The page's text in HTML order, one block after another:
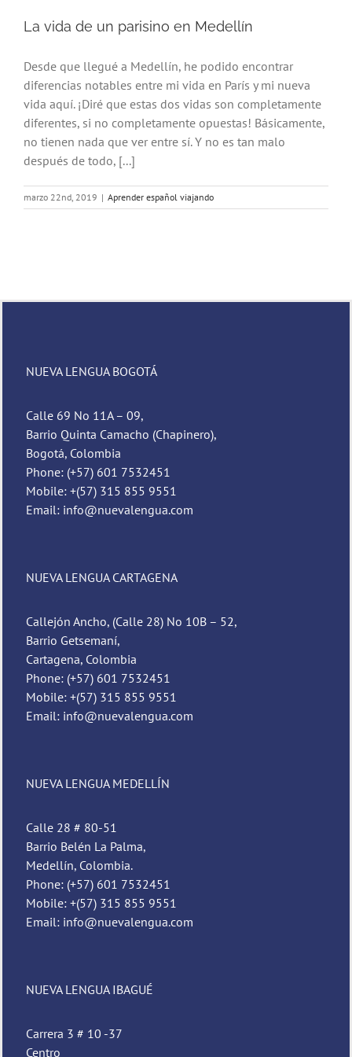
La vida de un parisino en Medellín
Desde que llegué a Medellín, he podido encontrar
diferencias notables entre mi vida en París y mi nueva
vida aquí. ¡Diré que estas dos vidas son completamente
diferentes, si no completamente opuestas! Básicamente,
no tienen nada que ver entre sí. Y no es tan malo
después de todo, [...]
marzo 22nd, 2019 | Aprender español viajando
NUEVA LENGUA BOGOTÁ
Calle 69 No 11A – 09,
Barrio Quinta Camacho (Chapinero),
Bogotá, Colombia
Phone: (+57) 601 7532451
Mobile: +(57) 315 855 9551
Email: info@nuevalengua.com
NUEVA LENGUA CARTAGENA
Callejón Ancho, (Calle 28) No 10B – 52,
Barrio Getsemaní,
Cartagena, Colombia
Phone: (+57) 601 7532451
Mobile: +(57) 315 855 9551
Email: info@nuevalengua.com
NUEVA LENGUA MEDELLÍN
Calle 28 # 80-51
Barrio Belén La Palma,
Medellín, Colombia.
Phone: (+57) 601 7532451
Mobile: +(57) 315 855 9551
Email: info@nuevalengua.com
NUEVA LENGUA IBAGUÉ
Carrera 3 # 10 -37
Centro